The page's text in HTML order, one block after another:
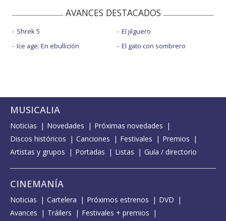
AVANCES DESTACADOS
Shrek 5
Ice age: En ebullición
El jilguero
El gato con sombrero
MUSICALIA
Noticias Novedades
Próximas novedades
Discos históricos
Canciones Festivales
Premios
Artistas y grupos
Portadas Listas Guía / directorio
CINEMANÍA
Noticias Cartelera Próximos estrenos
DVD
Avances
Tráilers Festivales + premios